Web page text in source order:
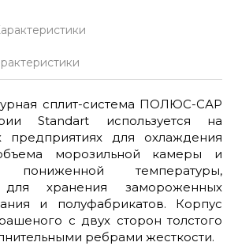
сплит-система ПОЛЮС-САР
Standart используется на
предприятиях для охлаждения
морозильной камеры и
пониженной температуры,
для хранения замороженных
и полуфабрикатов. Корпус
с двух сторон толстого
ребрами жесткости.